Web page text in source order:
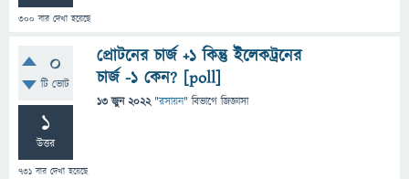
300 বার দেখা হয়েছে
0
টি ভোট
1
উত্তর
731 বার দেখা হয়েছে
প্রোটনের চার্জ +১ কিন্তু ইলেকট্রনের
চার্জ -১ কেন? [poll]
13 জুন 2022 "রসায়ন" বিভাগে জিজ্ঞাসা